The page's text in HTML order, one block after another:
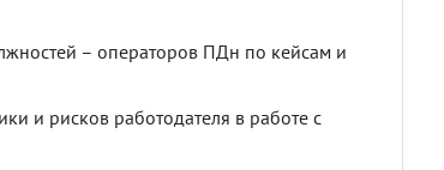
– операторов ПДн по кейсам и
и рисков работодателя в работе с